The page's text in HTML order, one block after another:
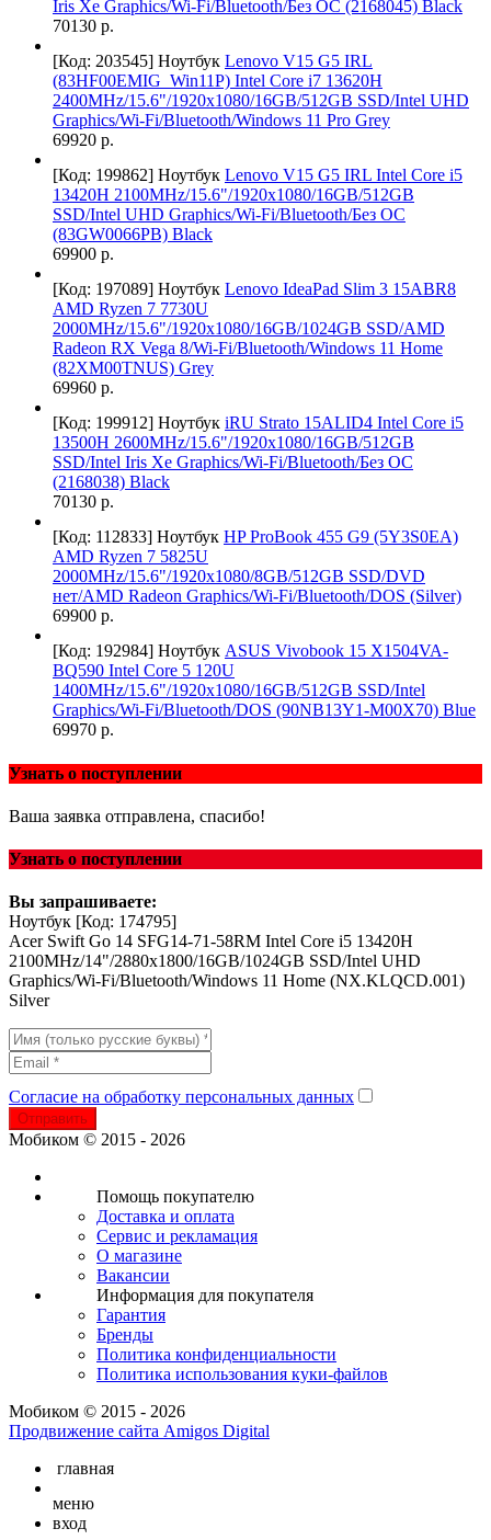
Iris Xe Graphics/Wi-Fi/Bluetooth/Без ОС (2168045) Black
70130 р.
[Код: 203545] Ноутбук Lenovo V15 G5 IRL
(83HF00EMIG_Win11P) Intel Core i7 13620H
2400MHz/15.6"/1920x1080/16GB/512GB SSD/Intel UHD
Graphics/Wi-Fi/Bluetooth/Windows 11 Pro Grey
69920 р.
[Код: 199862] Ноутбук Lenovo V15 G5 IRL Intel Core i5
13420H 2100MHz/15.6"/1920x1080/16GB/512GB
SSD/Intel UHD Graphics/Wi-Fi/Bluetooth/Без ОС
(83GW0066PB) Black
69900 р.
[Код: 197089] Ноутбук Lenovo IdeaPad Slim 3 15ABR8
AMD Ryzen 7 7730U
2000MHz/15.6"/1920x1080/16GB/1024GB SSD/AMD
Radeon RX Vega 8/Wi-Fi/Bluetooth/Windows 11 Home
(82XM00TNUS) Grey
69960 р.
[Код: 199912] Ноутбук iRU Strato 15ALID4 Intel Core i5
13500H 2600MHz/15.6"/1920x1080/16GB/512GB
SSD/Intel Iris Xe Graphics/Wi-Fi/Bluetooth/Без ОС
(2168038) Black
70130 р.
[Код: 112833] Ноутбук HP ProBook 455 G9 (5Y3S0EA)
AMD Ryzen 7 5825U
2000MHz/15.6"/1920x1080/8GB/512GB SSD/DVD
нет/AMD Radeon Graphics/Wi-Fi/Bluetooth/DOS (Silver)
69900 р.
[Код: 192984] Ноутбук ASUS Vivobook 15 X1504VA-
BQ590 Intel Core 5 120U
1400MHz/15.6"/1920x1080/16GB/512GB SSD/Intel
Graphics/Wi-Fi/Bluetooth/DOS (90NB13Y1-M00X70) Blue
69970 р.
Узнать о поступлении
Ваша заявка отправлена, спасибо!
Узнать о поступлении
Вы запрашиваете:
Ноутбук [Код: 174795]
Acer Swift Go 14 SFG14-71-58RM Intel Core i5 13420H
2100MHz/14"/2880x1800/16GB/1024GB SSD/Intel UHD
Graphics/Wi-Fi/Bluetooth/Windows 11 Home (NX.KLQCD.001)
Silver
Согласие на обработку персональных данных
Отправить
Мобиком © 2015 - 2026
Помощь покупателю
Доставка и оплата
Сервис и рекламация
О магазине
Вакансии
Информация для покупателя
Гарантия
Бренды
Политика конфиденциальности
Политика использования куки-файлов
Мобиком © 2015 - 2026
Продвижение сайта Amigos Digital
главная
меню
вход